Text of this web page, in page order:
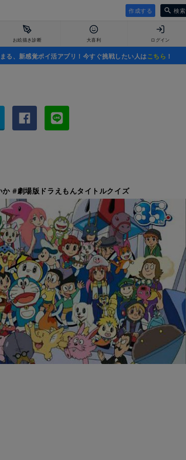
作成する 検索
お絵描き診断 大喜利 ログイン
る、新感覚ポイ活アプリ！今すぐ挑戦したい人はこちら ！
#劇場版ドラえもんタイトルクイズ